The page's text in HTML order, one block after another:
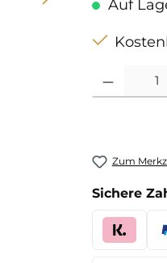
Auf
Produkt
Zum
Sichere